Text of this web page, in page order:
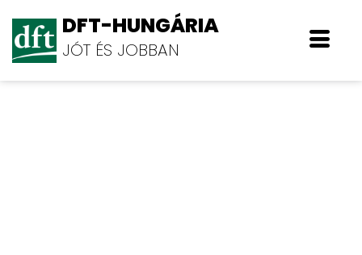
DFT-HUNGÁRIA
JÓT ÉS JOBBAN